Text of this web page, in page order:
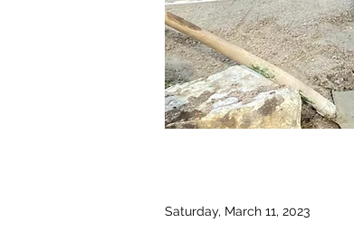
Saturday, March 11, 2023